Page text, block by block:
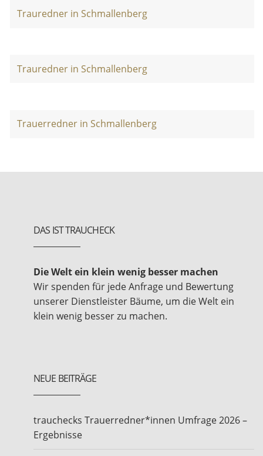
Trauredner in Schmallenberg
Trauredner in Schmallenberg
Trauerredner in Schmallenberg
DAS IST TRAUCHECK
Die Welt ein klein wenig besser machen
Wir spenden für jede Anfrage und Bewertung
unserer Dienstleister Bäume, um die Welt ein
klein wenig besser zu machen.
NEUE BEITRÄGE
trauchecks Trauerredner*innen Umfrage 2026 –
Ergebnisse